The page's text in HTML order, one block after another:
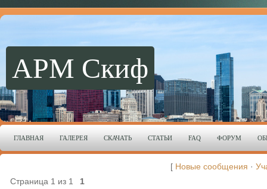
АРМ Скиф
ГЛАВНАЯ ГАЛЕРЕЯ СКАЧАТЬ СТАТЬИ FAQ ФОРУМ
[ Новые сообщения ·
Страница 1 из 1
1